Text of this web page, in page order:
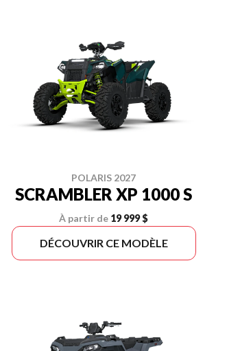
POLARIS 2027
SCRAMBLER XP 1000 S
À partir de 19 999 $
DÉCOUVRIR CE MODÈLE